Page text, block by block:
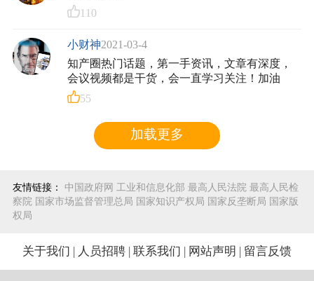
110
小财神2021-03-4
知产圈热门话题，第一手资讯，文章有深度，
会议视频都是干货，会一直学习关注！加油
55
加载更多
友情链接： 中国政府网 工业和信息化部 最高人民法院 最高人民检
察院 国家市场监督管理总局 国家知识产权局 国家反垄断局 国家版
权局
关于我们 人员招聘 联系我们 网站声明 留言反馈